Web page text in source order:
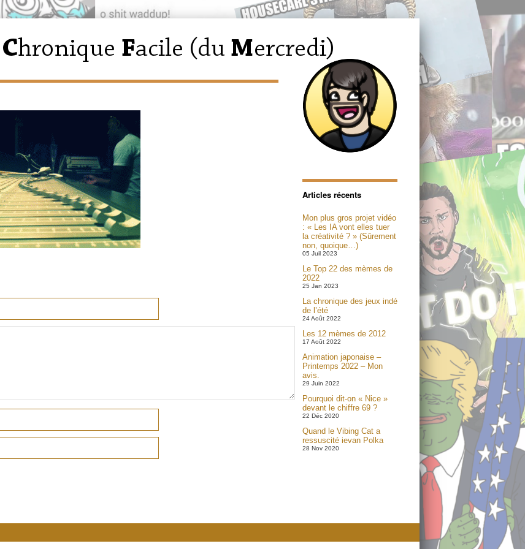
Articles récents
Mon plus gros projet vidéo
: « Les IA vont elles tuer
la créativité ? » (Sûrement
non, quoique…)
05 Juil 2023
Le Top 22 des mèmes de
2022
25 Jan 2023
La chronique des jeux indé
de l’été
24 Août 2022
Les 12 mèmes de 2012
17 Août 2022
Animation japonaise –
Printemps 2022 – Mon
avis.
29 Juin 2022
Pourquoi dit-on « Nice »
devant le chiffre 69 ?
22 Déc 2020
Quand le Vibing Cat a
ressuscité ievan Polka
28 Nov 2020